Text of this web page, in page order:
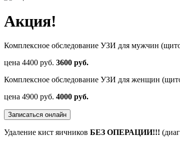
Акция!
Комплексное обследование УЗИ для мужчин
цена 4400 руб. 3600 руб.
Комплексное обследование УЗИ для женщин
цена 4900 руб. 4000 руб.
Записаться онлайн
Удаление кист яичников БЕЗ ОПЕРАЦИИ!!!